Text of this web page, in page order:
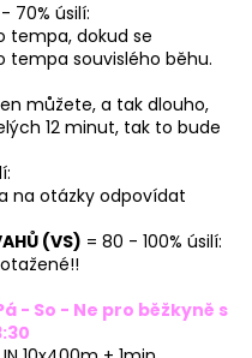
70% úsilí:
tempa, dokud se
tempa souvislého běhu.
můžete, a tak dlouho,
12 minut, tak to bude
na otázky odpovídat
(VS) = 80 - 100% úsilí:
- So - Ne pro běžkyně s